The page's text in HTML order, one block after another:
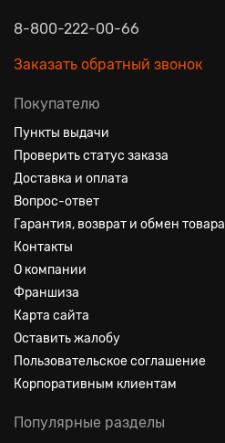
8-800-222-00-66
Заказать обратный звонок
Покупателю
Пункты выдачи
Проверить статус заказа
Доставка и оплата
Вопрос-ответ
Гарантия, возврат и обмен товара
Контакты
О компании
Франшиза
Карта сайта
Оставить жалобу
Пользовательское соглашение
Корпоративным клиентам
Популярные разделы